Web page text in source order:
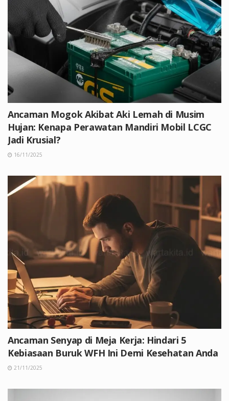
Ancaman Mogok Akibat Aki Lemah di Musim
Hujan: Kenapa Perawatan Mandiri Mobil LCGC
Jadi Krusial?
16/11/2025
Ancaman Senyap di Meja Kerja: Hindari 5
Kebiasaan Buruk WFH Ini Demi Kesehatan Anda
21/11/2025